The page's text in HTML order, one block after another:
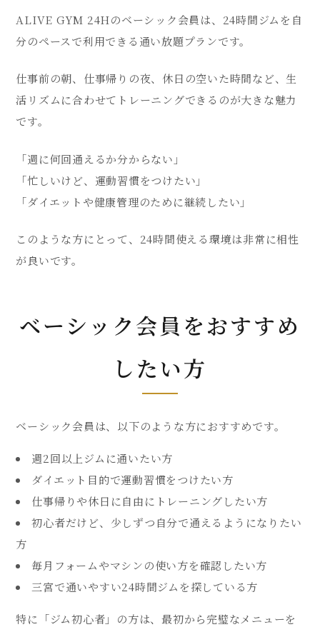
ALIVE GYM 24Hのベーシック会員は、24時間ジムを自
分のペースで利用できる通い放題プランです。
仕事前の朝、仕事帰りの夜、休日の空いた時間など、生
活リズムに合わせてトレーニングできるのが大きな魅力
です。
「週に何回通えるか分からない」
「忙しいけど、運動習慣をつけたい」
「ダイエットや健康管理のために継続したい」
このような方にとって、24時間使える環境は非常に相性
が良いです。
ベーシック会員をおすすめ
したい方
ベーシック会員は、以下のような方におすすめです。
週2回以上ジムに通いたい方
ダイエット目的で運動習慣をつけたい方
仕事帰りや休日に自由にトレーニングしたい方
初心者だけど、少しずつ自分で通えるようになりたい
方
毎月フォームやマシンの使い方を確認したい方
三宮で通いやすい24時間ジムを探している方
特に「ジム初心者」の方は、最初から完璧なメニューを